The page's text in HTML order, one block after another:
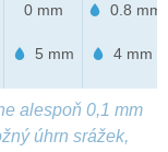
0 mm
5 mm
0.8 mm
4 mm
alespoň 0,1 mm
úhrn srážek,